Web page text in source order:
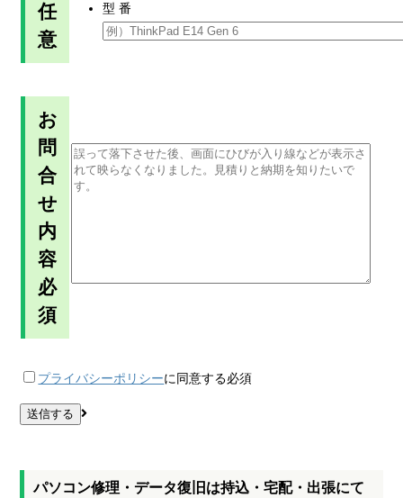
任
意
型 番
お
問
合
せ
内
容
必
須
プライバシーポリシーに同意する必須
パソコン修理・データ復旧は持込・宅配・出張にて